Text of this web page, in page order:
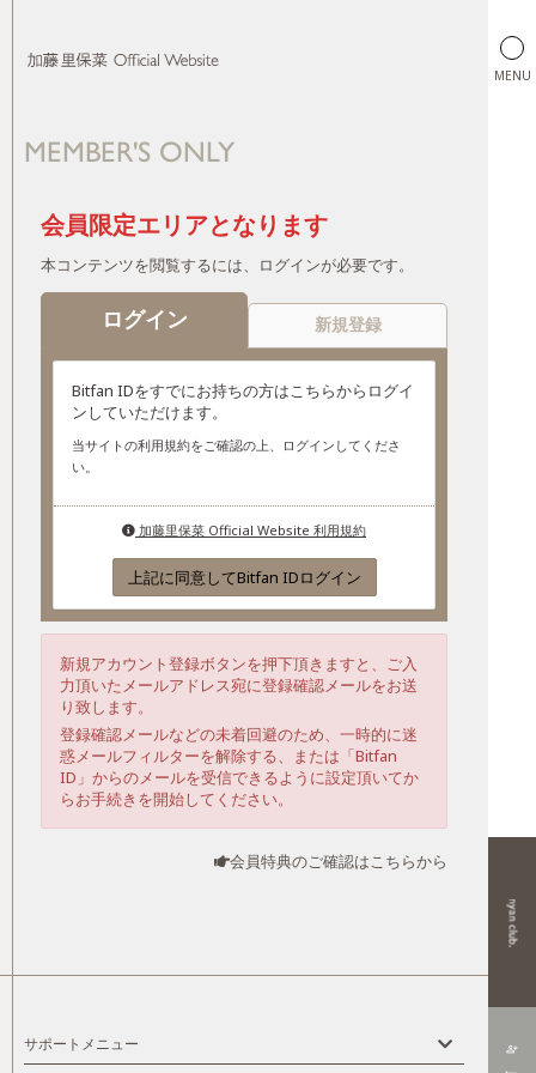
person_add_alt
MENU
MEMBER'S ONLY
会員限定エリアとなります
本コンテンツを閲覧するには、ログインが必要です。
ログイン 新規登録
Bitfan IDをすでにお持ちの方はこちらからログイ
ンしていただけます。
当サイトの利用規約をご確認の上、ログインしてくださ
い。
加藤里保菜 Official Website 利用規約
上記に同意してBitfan IDログイン
新規アカウント登録ボタンを押下頂きますと、ご入
力頂いたメールアドレス宛に登録確認メールをお送
り致します。
登録確認メールなどの未着回避のため、一時的に迷
惑メールフィルターを解除する、または「Bitfan
ID」からのメールを受信できるように設定頂いてか
らお手続きを開始してください。
会員特典のご確認はこちらから
サポートメニュー